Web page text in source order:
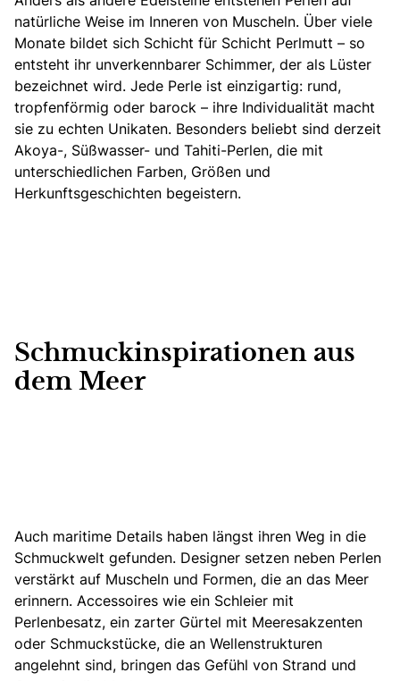
natürliche Weise im Inneren von Muscheln. Über viele
Monate bildet sich Schicht für Schicht Perlmutt – so
entsteht ihr unverkennbarer Schimmer, der als Lüster
bezeichnet wird. Jede Perle ist einzigartig: rund,
tropfenförmig oder barock – ihre Individualität macht
sie zu echten Unikaten. Besonders beliebt sind derzeit
Akoya-, Süßwasser- und Tahiti-Perlen, die mit
unterschiedlichen Farben, Größen und
Herkunftsgeschichten begeistern.
Schmuckinspirationen aus
dem Meer
Auch maritime Details haben längst ihren Weg in die
Schmuckwelt gefunden. Designer setzen neben Perlen
verstärkt auf Muscheln und Formen, die an das Meer
erinnern. Accessoires wie ein Schleier mit
Perlenbesatz, ein zarter Gürtel mit Meeresakzenten
oder Schmuckstücke, die an Wellenstrukturen
angelehnt sind, bringen das Gefühl von Strand und